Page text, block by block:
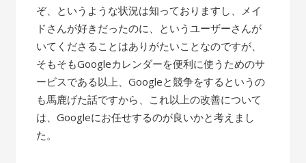
ぞ、というような状況は知っておりますし、メイ
ドさんが好きだったのに、というユーザーさんが
いてくださることはありがたいことなのですが、
そもそもGoogleカレンダーを便利に使うためのサ
ービスである以上、Googleと競争をするというの
も馬鹿げた話ですから、これ以上の改善について
は、Googleにお任せするのが良いかと考えまし
た。